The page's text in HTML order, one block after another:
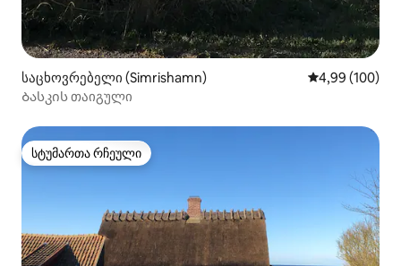
საცხოვრებელი (Simrishamn) საშუალო
4,99 (100)
Ბასკის თაიგული
სტუმართა რჩეული
სტუმართა რჩეული